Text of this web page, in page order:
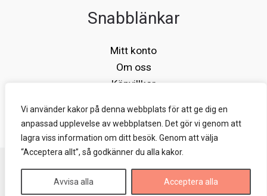
Vi använder kakor på denna webbplats för att ge dig en
anpassad upplevelse av webbplatsen. Det gör vi genom att
lagra viss information om ditt besök. Genom att välja
“Acceptera allt”, så godkänner du alla kakor.
Avvisa alla Acceptera alla
Snabblänkar
Mitt konto
Om oss
Köpvillkor